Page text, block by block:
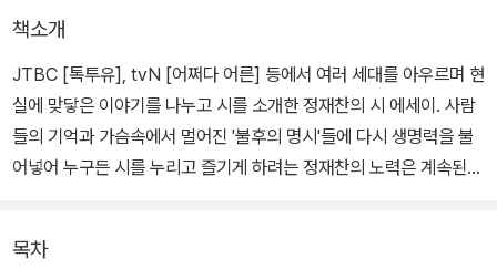
책소개
JTBC [톡투유], tvN [어쩌다 어른] 등에서 여러 세대를 아우르며 현
실에 맞닿은 이야기를 나누고 시를 소개한 정재찬의 시 에세이. 사람
들의 기억과 가슴속에서 멀어진 '불후의 명시'들에 다시 생명력을 불
어넣어 누구든 시를 누리고 즐기게 하려는 정재찬의 노력은 계속된
다양한 문학, 예술, 문화 장르의 경계를 넘나들며 시의 지평을 넓혀나
목차